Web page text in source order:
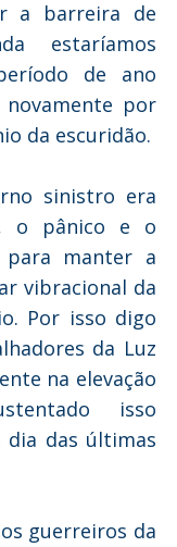
a barreira de
estaríamos
de ano
por
da escuridão.
sinistro era
o pânico e o
manter a
vibracional da
Por isso digo
da Luz
na elevação
isso
dia das últimas
guerreiros da